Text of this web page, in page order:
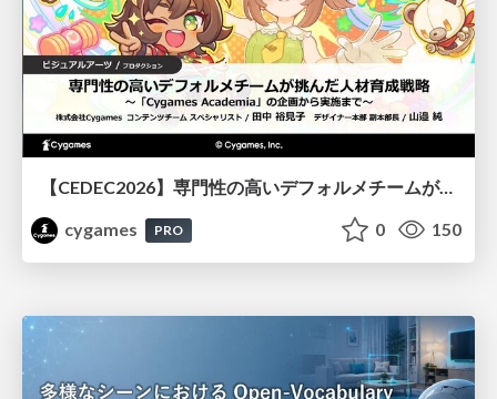
【CEDEC2026】専門性の高いデフォルメチームが挑んだ人材育成戦略 〜Cygames Academiaの企画から実施まで〜
cygames
PRO 0 150